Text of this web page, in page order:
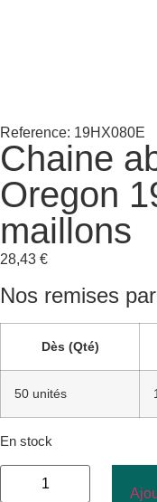
Reference: 19HX080E
Chaine
Oregon
maillons
28,43 €
Nos remises
Dès (Qté)
50 unités
En stock